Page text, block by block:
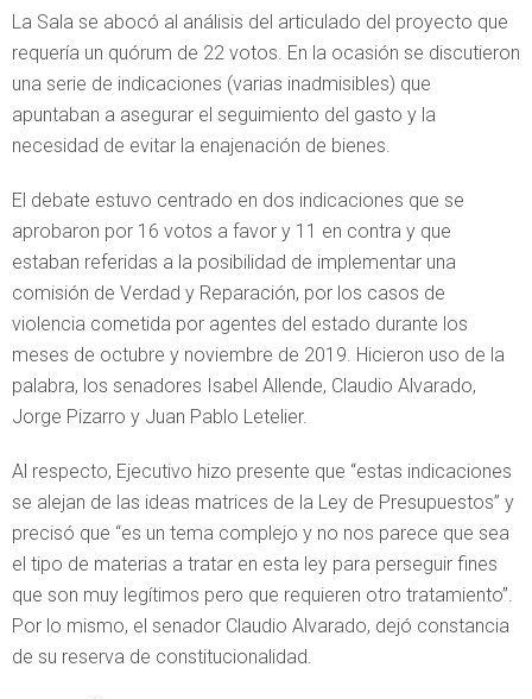
La Sala se abocó al análisis del articulado del proyecto que
requería un quórum de 22 votos. En la ocasión se discutieron
una serie de indicaciones (varias inadmisibles) que
apuntaban a asegurar el seguimiento del gasto y la
necesidad de evitar la enajenación de bienes.
El debate estuvo centrado en dos indicaciones que se
aprobaron por 16 votos a favor y 11 en contra y que
estaban referidas a la posibilidad de implementar una
comisión de Verdad y Reparación, por los casos de
violencia cometida por agentes del estado durante los
meses de octubre y noviembre de 2019. Hicieron uso de la
palabra, los senadores Isabel Allende, Claudio Alvarado,
Jorge Pizarro y Juan Pablo Letelier.
Al respecto, Ejecutivo hizo presente que “estas indicaciones
se alejan de las ideas matrices de la Ley de Presupuestos” y
precisó que “es un tema complejo y no nos parece que sea
el tipo de materias a tratar en esta ley para perseguir fines
que son muy legítimos pero que requieren otro tratamiento”.
Por lo mismo, el senador Claudio Alvarado, dejó constancia
de su reserva de constitucionalidad.